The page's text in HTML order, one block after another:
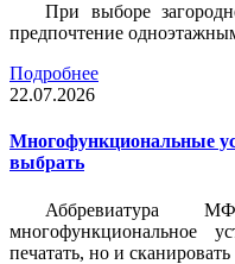
При выборе
предпочтение
Подробнее
22.07.2026
Многофункциональные
выбрать
Аббревиатура
многофункциональное
печатать, но и сканировать